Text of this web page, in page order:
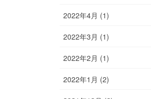
2022年4月 (1)
2022年3月 (1)
2022年2月 (1)
2022年1月 (2)